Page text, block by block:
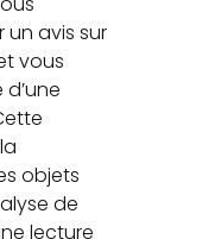
avis sur
vous
objets
de
lecture